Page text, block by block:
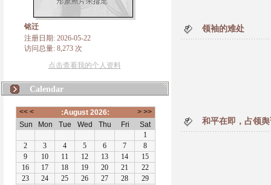
铭迁
注册日期: 2026-05-22
访问总量: 8,273 次
点击查看我的个人资料
Calendar
领袖的难处
和平在即，占领